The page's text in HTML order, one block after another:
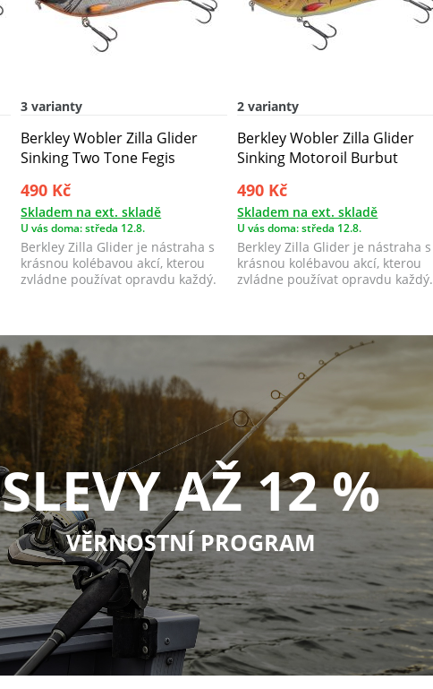
3 varianty
Berkley Wobler Zilla Glider
Sinking Two Tone Fegis
490 Kč
Skladem na ext. skladě
U vás doma: středa 12.8.
Berkley Zilla Glider je nástraha s
krásnou kolébavou akcí, kterou
zvládne používat opravdu každý.
2 varianty
Berkley Wobler Zilla Glider
Sinking Motoroil Burbut
490 Kč
Skladem na ext. skladě
U vás doma: středa 12.8.
Berkley Zilla Glider je nástraha s
krásnou kolébavou akcí, kterou
zvládne používat opravdu každý.
SLEVY AŽ 12 %
VĚRNOSTNÍ PROGRAM